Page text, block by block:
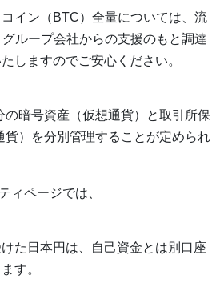
イン（BTC）全量については、流
ループ会社からの支援のもと調達
しますのでご安心ください。
の暗号資産（仮想通貨）と取引所保
貨）を分別管理することが定められ
ィページでは、
た日本円は、自己資金とは別口座
す。